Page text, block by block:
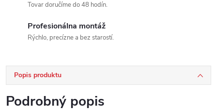
Tovar doručíme do 48 hodín.
Profesionálna montáž
Rýchlo, precízne a bez starostí.
Popis produktu
Podrobný popis